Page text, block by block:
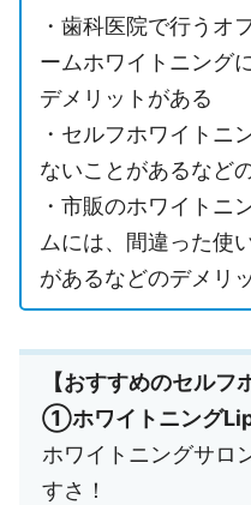
・歯科医院で行うオ
ームホワイトニング
デメリットがある
・セルフホワイトニ
ないことがあるなど
・市販のホワイトニ
ムには、間違った使
があるなどのデメリ
【おすすめのセルフ
①ホワイトニング
ホワイトニングサロ
すさ！